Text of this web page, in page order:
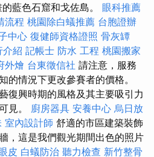
藍色石窟和戈佐島。 眼科推薦
流程 桃園除白蟻推薦 台胞證辦
中心 復健師資格證照 骨灰罈
介紹 記帳士 防水 工程 桃園搬家
外燴 台東徵信社 請注意，服務
的情況下更改參賽者的價格。
復興時期的風格及其主要吸引力
見。 廚房器具 安養中心 烏日放
室內設計師 舒適的市區建築裝飾
，這是我們觀光期間出色的照片
皮 白蟻防治 聽力檢查 新竹整骨